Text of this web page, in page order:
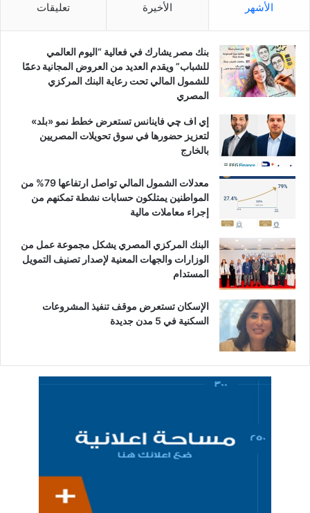
الأشهر الأخيرة تعليقات
بنك مصر يشارك في فعالية “اليوم العالمي
للشباب” ويقدم العديد من العروض المجانية دعمًا
للشمول المالي تحت رعاية البنك المركزي
المصري
إي اف چي فاينانس تستعرض خطط نمو «بلد»
لتعزيز حضورها في سوق تحويلات المصريين
بالخارج
معدلات الشمول المالي تواصل ارتفاعها 79% من
المواطنين يمتلكون حسابات نشطة تمكنهم من
إجراء معاملات مالية
البنك المركزي المصري يشكل مجموعة عمل من
الوزارات والجهات المعنية لإصدار تصنيف التمويل
المستدام
الإسكان تستعرض موقف تنفيذ المشروعات
السكنية في 5 مدن جديدة